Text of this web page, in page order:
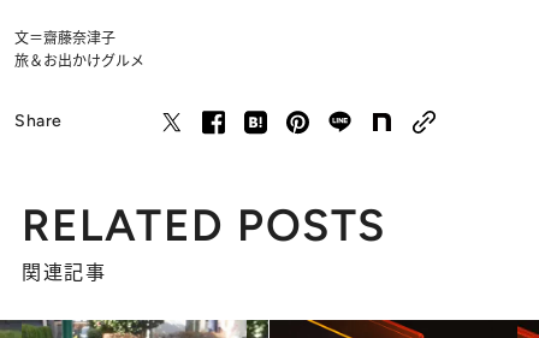
文＝齋藤奈津子
旅＆お出かけグルメ
Share
RELATED POSTS
関連記事